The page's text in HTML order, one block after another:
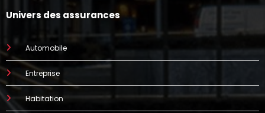
Univers des assurances
Automobile
Entreprise
Habitation